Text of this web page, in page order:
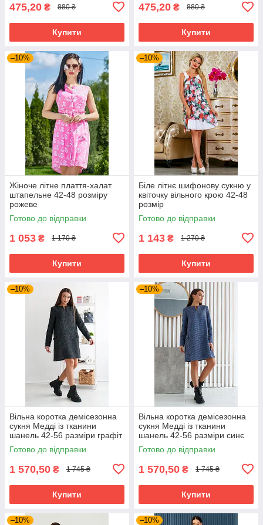
475,20 ₴ 880 ₴
Купити
475,20 ₴ 880 ₴
Купити
–10%
Жіноче літне плаття-халат
штапельне 42-48 розміру
рожеве
Готово до відправки
1 053 ₴ 1 170 ₴
Купити
–10%
Біле літнє шифонову сукню у
квіточку вільного крою 42-48
розмір
Готово до відправки
1 143 ₴ 1 270 ₴
Купити
–10%
Вільна коротка демісезонна
сукня Медді із тканини
шанель 42-56 разміри графіт
Готово до відправки
1 570,50 ₴ 1 745 ₴
Купити
–10%
Вільна коротка демісезонна
сукня Медді із тканини
шанель 42-56 разміри синє
Готово до відправки
1 570,50 ₴ 1 745 ₴
Купити
–10% –10%